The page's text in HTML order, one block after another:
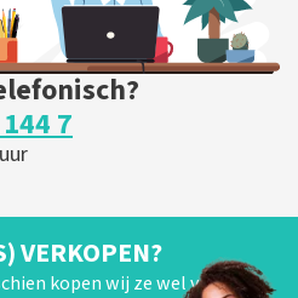
7
VERKOPEN?
kopen wij ze wel van je!